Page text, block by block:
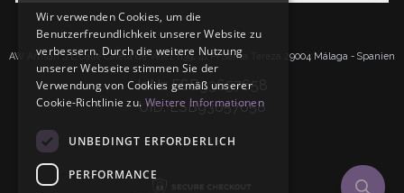
AW Artisan S.L.Calle Caleta de Velez n39, 41 PI Santa Tereza 29004 Málaga - Spanien
IdNr: ESB93657658
UID: ESB93657658
Wir verwenden Cookies, um die
Benutzerfreundlichkeit unserer Website zu
verbessern. Durch die weitere Nutzung
unserer Webseite stimmen Sie der
Verwendung von Cookies gemäß unserer
Cookie-Richtlinie zu. Weitere Informationen
UNBEDINGT ERFORDERLICH
PERFORMANCE